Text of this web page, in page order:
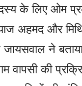
के लिए ओम
अहमद और
ने
की